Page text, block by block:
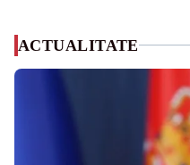
ACTUALITATE